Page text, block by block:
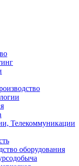
Телекоммуникации
оборудования